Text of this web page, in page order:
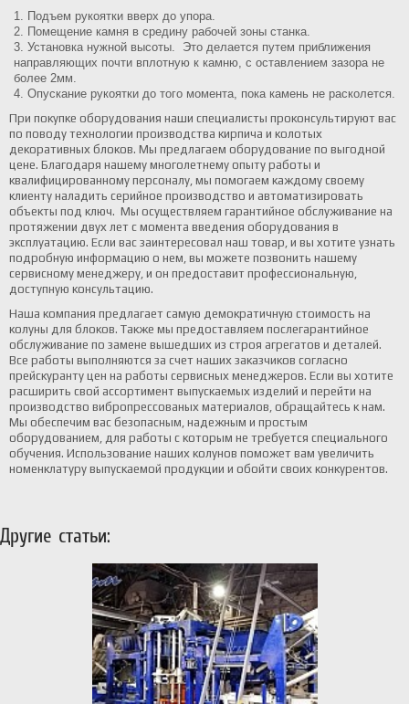
Подъем рукоятки вверх до упора.
Помещение камня в средину рабочей зоны станка.
Установка нужной высоты. Это делается путем приближения
направляющих почти вплотную к камню, с оставлением зазора не
более 2мм.
Опускание рукоятки до того момента, пока камень не расколется.
При покупке оборудования наши специалисты проконсультируют вас
по поводу технологии производства кирпича и колотых
декоративных блоков. Мы предлагаем оборудование по выгодной
цене. Благодаря нашему многолетнему опыту работы и
квалифицированному персоналу, мы помогаем каждому своему
клиенту наладить серийное производство и автоматизировать
объекты под ключ. Мы осуществляем гарантийное обслуживание на
протяжении двух лет с момента введения оборудования в
эксплуатацию. Если вас заинтересовал наш товар, и вы хотите узнать
подробную информацию о нем, вы можете позвонить нашему
сервисному менеджеру, и он предоставит профессиональную,
доступную консультацию.
Наша компания предлагает самую демократичную стоимость на
колуны для блоков. Также мы предоставляем послегарантийное
обслуживание по замене вышедших из строя агрегатов и деталей.
Все работы выполняются за счет наших заказчиков согласно
прейскуранту цен на работы сервисных менеджеров. Если вы хотите
расширить свой ассортимент выпускаемых изделий и перейти на
производство вибропрессованых материалов, обращайтесь к нам.
Мы обеспечим вас безопасным, надежным и простым
оборудованием, для работы с которым не требуется специального
обучения. Использование наших колунов поможет вам увеличить
номенклатуру выпускаемой продукции и обойти своих конкурентов.
Другие статьи: